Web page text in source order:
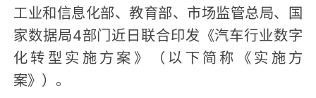
工业和信息化部、教育部、市场监管总局、国
家数据局4部门近日联合印发《汽车行业数字
化转型实施方案》（以下简称《实施方
案》）。